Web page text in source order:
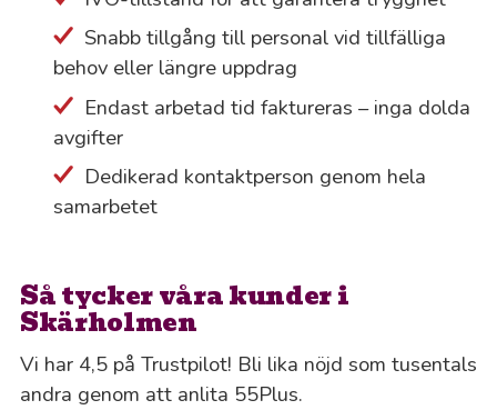
Snabb tillgång till personal vid tillfälliga
behov eller längre uppdrag
Endast arbetad tid faktureras – inga dolda
avgifter
Dedikerad kontaktperson genom hela
samarbetet
Så tycker våra kunder i
Skärholmen
Vi har 4,5 på Trustpilot! Bli lika nöjd som tusentals
andra genom att anlita 55Plus.